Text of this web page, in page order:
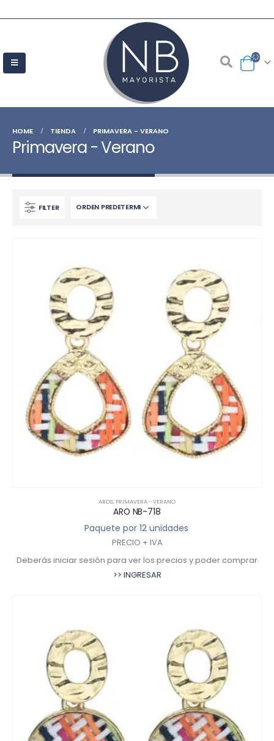
HOME TIENDA PRIMAVERA - VERANO
Primavera - Verano
FILTER
AROS, PRIMAVERA - VERANO
ARO NB-718
Paquete por 12 unidades
PRECIO + IVA
Deberás iniciar sesión para ver los precios y poder comprar
>> INGRESAR